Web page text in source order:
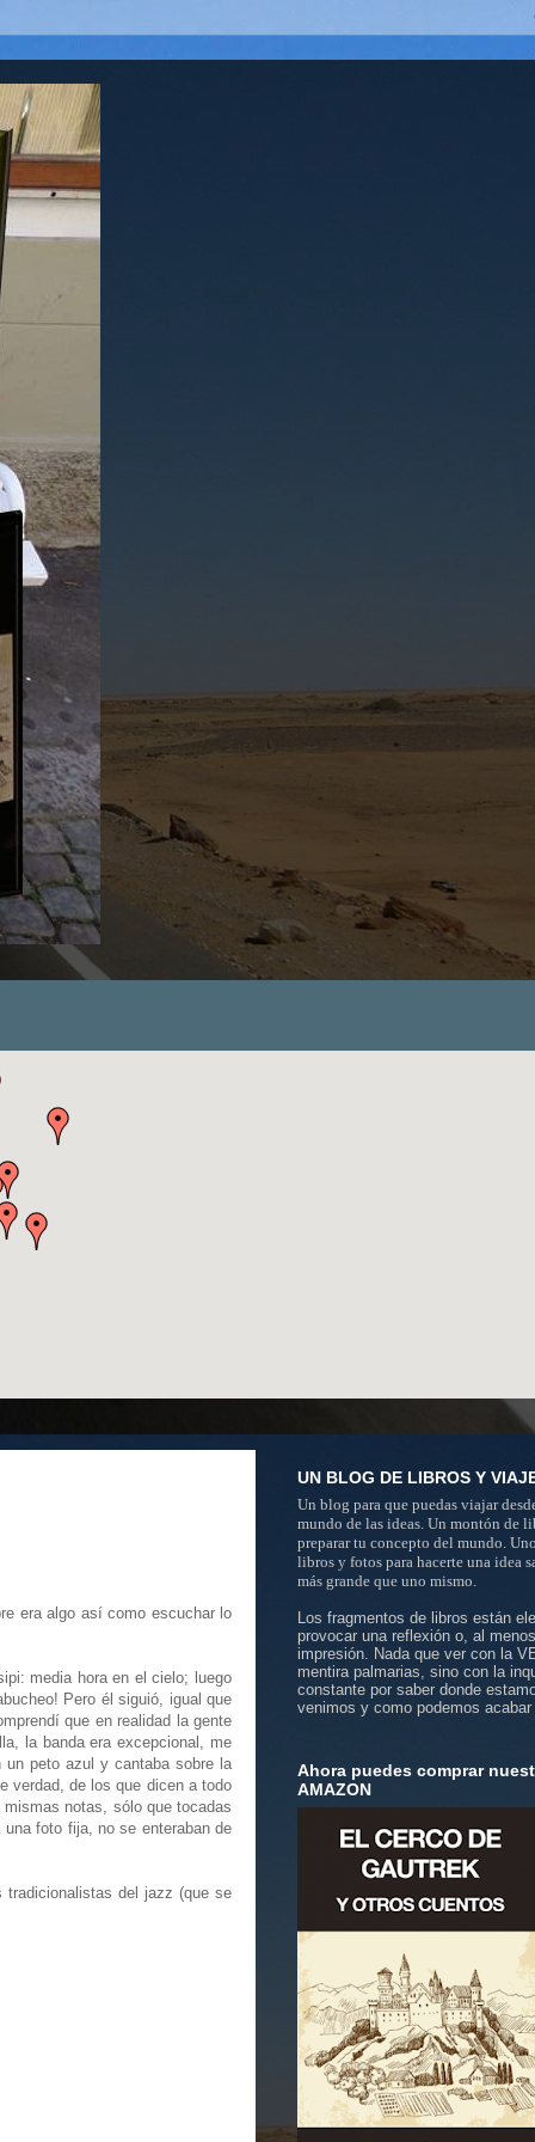
era algo así como escuchar lo
media hora en el cielo; luego
Pero él siguió, igual que
que en realidad la gente
la banda era excepcional, me
peto azul y cantaba sobre la
verdad, de los que dicen a todo
notas, sólo que tocadas
foto fija, no se enteraban de
del jazz (que se
UN BLOG DE LIBROS Y
Un blog para que puedas viajar
mundo de las ideas. Un montón de
preparar tu concepto del mundo.
libros y fotos para hacerte una idea
más grande que uno mismo.
Los fragmentos de libros están
provocar una reflexión o, al
impresión. Nada que ver con la
mentira palmarias, sino con la
constante por saber donde
venimos y como podemos acabar
Ahora puedes comprar
AMAZON